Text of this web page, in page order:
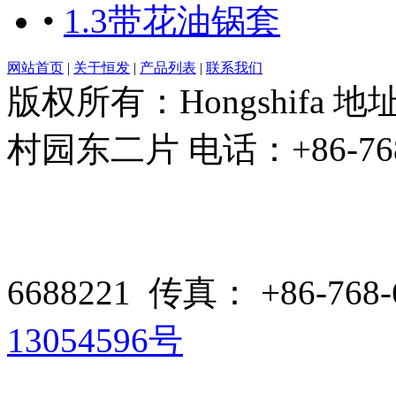
• 1.3带花油锅套
网站首页 | 关于恒发 | 产品列表 | 联系我们
版权所有：Hongshifa 地
村园东二片 电话：+86-
6688221 传真： +86-
13054596号